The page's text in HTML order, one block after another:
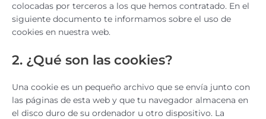
colocadas por terceros a los que hemos contratado. En el
siguiente documento te informamos sobre el uso de
cookies en nuestra web.
2. ¿Qué son las cookies?
Una cookie es un pequeño archivo que se envía junto con
las páginas de esta web y que tu navegador almacena en
el disco duro de su ordenador u otro dispositivo. La